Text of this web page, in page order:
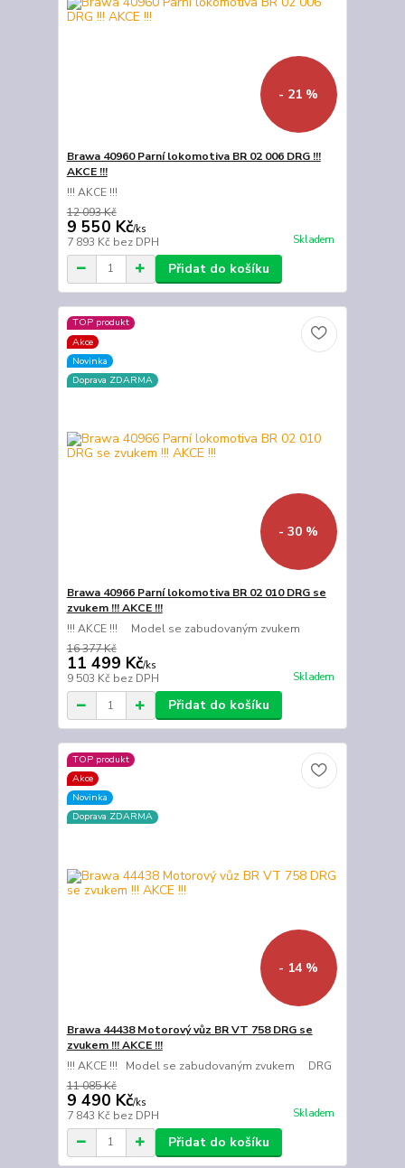
- 21 %
Brawa 40960 Parní lokomotiva BR 02 006 DRG !!!
AKCE !!!
!!! AKCE !!!
12 093 Kč
9 550 Kč/ks
7 893 Kč bez DPH Skladem
Přidat do košíku
TOP produkt
Akce
Novinka
Doprava ZDARMA
- 30 %
Brawa 40966 Parní lokomotiva BR 02 010 DRG se
zvukem !!! AKCE !!!
!!! AKCE !!! Model se zabudovaným zvukem
16 377 Kč
11 499 Kč/ks
9 503 Kč bez DPH Skladem
Přidat do košíku
TOP produkt
Akce
Novinka
Doprava ZDARMA
- 14 %
Brawa 44438 Motorový vůz BR VT 758 DRG se
zvukem !!! AKCE !!!
!!! AKCE !!! Model se zabudovaným zvukem DRG
11 085 Kč
9 490 Kč/ks
7 843 Kč bez DPH Skladem
Přidat do košíku